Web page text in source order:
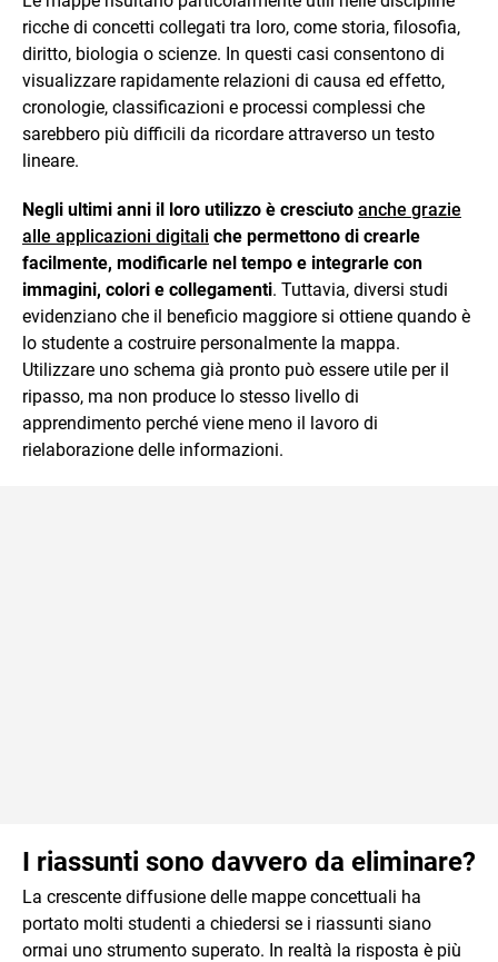
ricche di concetti collegati tra loro, come storia, filosofia,
diritto, biologia o scienze. In questi casi consentono di
visualizzare rapidamente relazioni di causa ed effetto,
cronologie, classificazioni e processi complessi che
sarebbero più difficili da ricordare attraverso un testo
lineare.
Negli ultimi anni il loro utilizzo è cresciuto anche grazie
alle applicazioni digitali che permettono di crearle
facilmente, modificarle nel tempo e integrarle con
immagini, colori e collegamenti. Tuttavia, diversi studi
evidenziano che il beneficio maggiore si ottiene quando è
lo studente a costruire personalmente la mappa.
Utilizzare uno schema già pronto può essere utile per il
ripasso, ma non produce lo stesso livello di
apprendimento perché viene meno il lavoro di
rielaborazione delle informazioni.
I riassunti sono davvero da eliminare?
La crescente diffusione delle mappe concettuali ha
portato molti studenti a chiedersi se i riassunti siano
ormai uno strumento superato. In realtà la risposta è più